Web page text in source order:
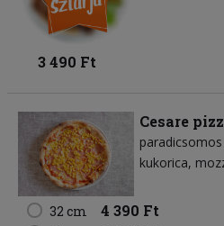
3 490 Ft
Cesare
kukorica
32 cm 4 390 Ft